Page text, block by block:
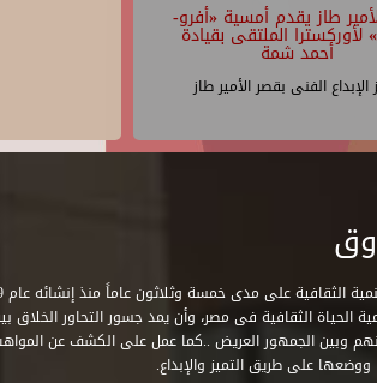
طاز يقدم أمسية «أفرو-
لأوركسترا الملتقى بقيادة
أحمد شمة
الإبداع الفنى بقصر الأمير طاز
الحياة الثقافية فى مصر، وأن يمد جسور التحاور الخلاق
وبين الجمهور العريض ..كما عمل على الكشف عن
على طريق التميز والإبداع.